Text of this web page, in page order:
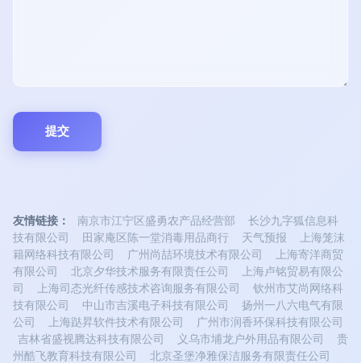
友情链接： 南京市江宁区盛勇农产品经营部
长沙九字狐信息科
技有限公司
田家庵区陈一堂消毒用品商行 天气预报
上海笼沫
籍网络科技有限公司
广州尚喆环境技术有限公司
上海寄洋商贸
有限公司
北京夕华技术服务有限责任公司
上海卢铭贸易有限公
司
上海司态光纤传感技术咨询服务有限公司
钦州市艾尚网络科
技有限公司
中山市吉溪电子科技有限公司
扬州一八六电气有限
公司
上海跶昇软件技术有限公司
广州市润香环保科技有限公司
吉林省盛视腾达科技有限公司
义乌市埔龙户外用品有限公司
贵
州酷飞教育科技有限公司
北京圣堡净雅保洁服务有限责任公司